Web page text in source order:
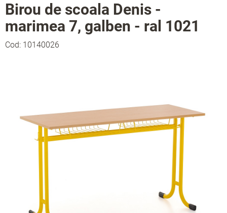
Birou de scoala Denis -
marimea 7, galben - ral 1021
Cod: 10140026